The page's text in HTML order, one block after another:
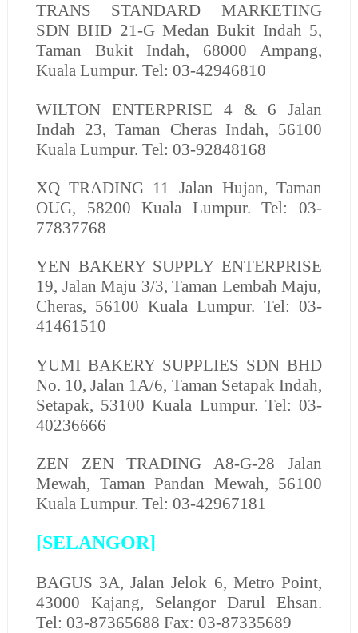
TRANS STANDARD MARKETING
SDN BHD 21-G Medan Bukit Indah 5,
Taman Bukit Indah, 68000 Ampang,
Kuala Lumpur. Tel: 03-42946810
WILTON ENTERPRISE 4 & 6 Jalan
Indah 23, Taman Cheras Indah, 56100
Kuala Lumpur. Tel: 03-92848168
XQ TRADING 11 Jalan Hujan, Taman
OUG, 58200 Kuala Lumpur. Tel: 03-
77837768
YEN BAKERY SUPPLY ENTERPRISE
19, Jalan Maju 3/3, Taman Lembah Maju,
Cheras, 56100 Kuala Lumpur. Tel: 03-
41461510
YUMI BAKERY SUPPLIES SDN BHD
No. 10, Jalan 1A/6, Taman Setapak Indah,
Setapak, 53100 Kuala Lumpur. Tel: 03-
40236666
ZEN ZEN TRADING A8-G-28 Jalan
Mewah, Taman Pandan Mewah, 56100
Kuala Lumpur. Tel: 03-42967181
[SELANGOR]
BAGUS 3A, Jalan Jelok 6, Metro Point,
43000 Kajang, Selangor Darul Ehsan.
Tel: 03-87365688 Fax: 03-87335689